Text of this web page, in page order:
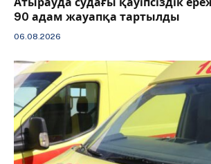
90 адам жауапқа тартылды
06.08.2026